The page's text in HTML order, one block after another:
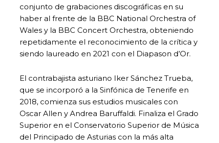
conjunto de grabaciones discográficas en su
haber al frente de la BBC National Orchestra of
Wales y la BBC Concert Orchestra, obteniendo
repetidamente el reconocimiento de la crítica y
siendo laureado en 2021 con el Diapason d’Or.
El contrabajista asturiano Iker Sánchez Trueba,
que se incorporó a la Sinfónica de Tenerife en
2018, comienza sus estudios musicales con
Oscar Allen y Andrea Baruffaldi. Finaliza el Grado
Superior en el Conservatorio Superior de Música
del Principado de Asturias con la más alta